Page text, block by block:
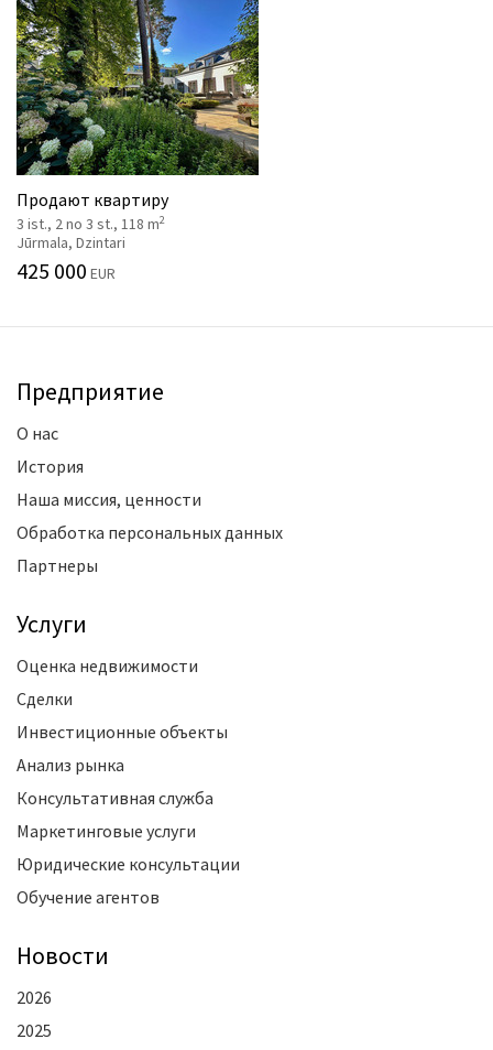
Продают квартиру
3 ist., 2 no 3 st., 118 m2
Jūrmala, Dzintari
425 000 EUR
Предприятие
О нас
История
Наша миссия, ценности
Обработка персональных данных
Партнеры
Услуги
Оценка недвижимости
Сделки
Инвестиционные объекты
Анализ рынка
Консультативная служба
Маркетинговые услуги
Юридические консультации
Обучение агентов
Новости
2026
2025